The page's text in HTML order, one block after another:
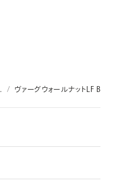
ヴァーグウォールナットLF B